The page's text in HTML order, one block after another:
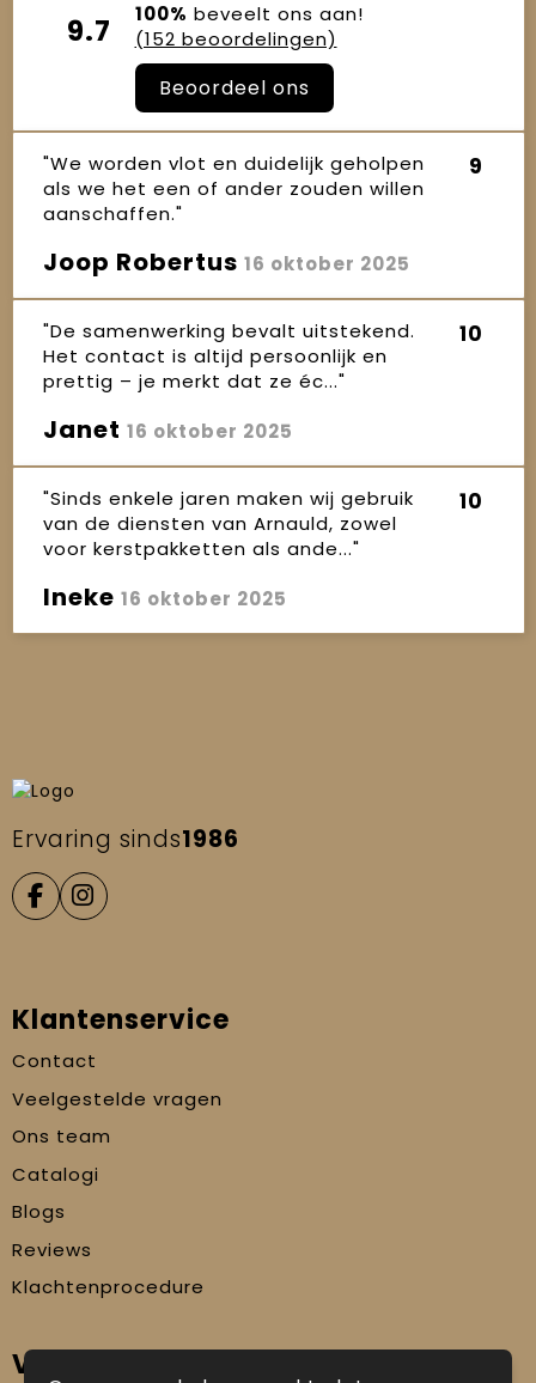
9.7 100% beveelt ons aan!
(152 beoordelingen)
Beoordeel ons
"We worden vlot en duidelijk geholpen
als we het een of ander zouden willen
aanschaffen."
9
Joop Robertus 16 oktober 2025
"De samenwerking bevalt uitstekend.
Het contact is altijd persoonlijk en
prettig – je merkt dat ze éc..."
10
Janet 16 oktober 2025
"Sinds enkele jaren maken wij gebruik
van de diensten van Arnauld, zowel
voor kerstpakketten als ande..."
10
Ineke 16 oktober 2025
Ervaring sinds1986
Klantenservice
Contact
Veelgestelde vragen
Ons team
Catalogi
Blogs
Reviews
Klachtenprocedure
Veilig winkelen